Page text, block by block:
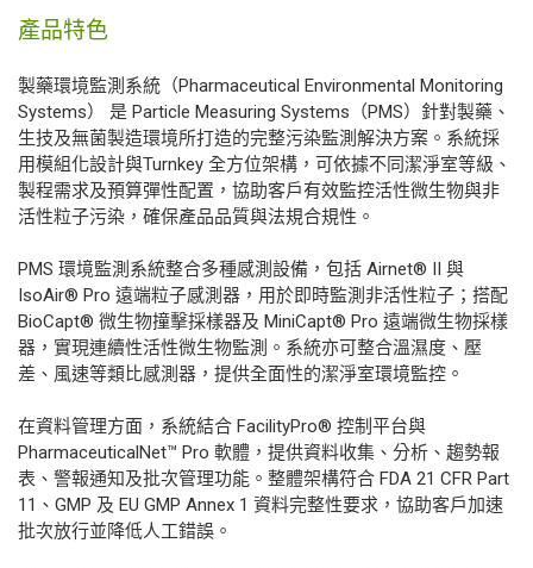
產品特色
製藥環境監測系統（Pharmaceutical Environmental Monitoring
Systems） 是 Particle Measuring Systems（PMS）針對製藥、
生技及無菌製造環境所打造的完整污染監測解決方案。系統採
用模組化設計與Turnkey 全方位架構，可依據不同潔淨室等級、
製程需求及預算彈性配置，協助客戶有效監控活性微生物與非
活性粒子污染，確保產品品質與法規合規性。
PMS 環境監測系統整合多種感測設備，包括 Airnet® II 與
IsoAir® Pro 遠端粒子感測器，用於即時監測非活性粒子；搭配
BioCapt® 微生物撞擊採樣器及 MiniCapt® Pro 遠端微生物採樣
器，實現連續性活性微生物監測。系統亦可整合溫濕度、壓
差、風速等類比感測器，提供全面性的潔淨室環境監控。
在資料管理方面，系統結合 FacilityPro® 控制平台與
PharmaceuticalNet™ Pro 軟體，提供資料收集、分析、趨勢報
表、警報通知及批次管理功能。整體架構符合 FDA 21 CFR Part
11、GMP 及 EU GMP Annex 1 資料完整性要求，協助客戶加速
批次放行並降低人工錯誤。